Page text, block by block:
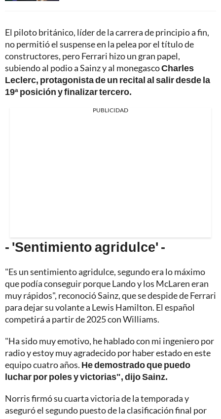
El piloto británico, líder de la carrera de principio a fin,
no permitió el suspense en la pelea por el título de
constructores, pero Ferrari hizo un gran papel,
subiendo al podio a Sainz y al monegascoCharles
Leclerc, protagonista de un recital al salir desde la
19ª posición y finalizar tercero.
PUBLICIDAD
- 'Sentimiento agridulce' -
"Es un sentimiento agridulce, segundo era lo máximo
que podía conseguir porque Lando y los McLaren eran
muy rápidos", reconoció Sainz, que se despide de Ferrari
para dejar su volante a Lewis Hamilton. El español
competirá a partir de 2025 con Williams.
"Ha sido muy emotivo, he hablado con mi ingeniero por
radio y estoy muy agradecido por haber estado en este
equipo cuatro años. He demostrado que puedo
luchar por poles y victorias", dijo Sainz.
Norris firmó su cuarta victoria de la temporada y
aseguró el segundo puesto de la clasificación final por